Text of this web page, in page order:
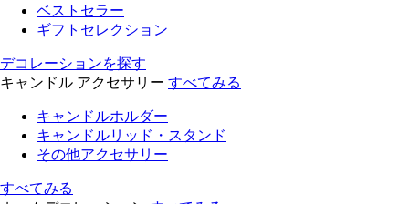
ベストセラー
ギフトセレクション
デコレーションを探す
キャンドル アクセサリー すべてみる
キャンドルホルダー
キャンドルリッド・スタンド
その他アクセサリー
すべてみる